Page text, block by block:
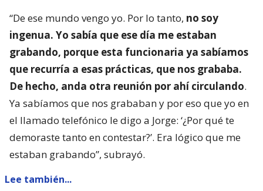
“De ese mundo vengo yo. Por lo tanto, no soy
ingenua. Yo sabía que ese día me estaban
grabando, porque esta funcionaria ya sabíamos
que recurría a esas prácticas, que nos grababa.
De hecho, anda otra reunión por ahí circulando.
Ya sabíamos que nos grababan y por eso que yo en
el llamado telefónico le digo a Jorge: ‘¿Por qué te
demoraste tanto en contestar?’. Era lógico que me
estaban grabando”, subrayó.
Lee también...